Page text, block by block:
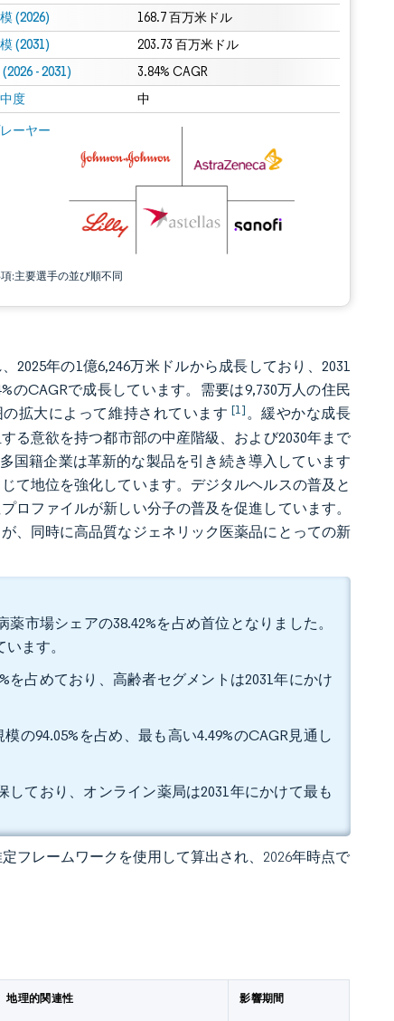
(2026) 168.7 百万米ドル
(2031) 203.73 百万米ドル
- 2031) 3.84% CAGR
度 中
ーヤー
:主要選手の並び順不同
Intelligence。再利用にはCC BY 4.0の表示が必要です。
必要です。
2025年の1億6,246万米ドルから成長しており、2031
のCAGRで成長しています。需要は9,730万人の住民
拡大によって維持されています[1]。緩やかな成長
る意欲を持つ都市部の中産階級、および2030年まで
国籍企業は革新的な製品を引き続き導入しています
て地位を強化しています。デジタルヘルスの普及と
ファイルが新しい分子の普及を促進しています。
、同時に高品質なジェネリック医薬品にとっての新
市場シェアの38.42%を占め首位となりました。
ます。
を占めており、高齢者セグメントは2031年にかけ
の94.05%を占め、最も高い4.49%のCAGR見通し
しており、オンライン薬局は2031年にかけて最も
フレームワークを使用して算出され、2026年時点で
地理的関連性 影響期間